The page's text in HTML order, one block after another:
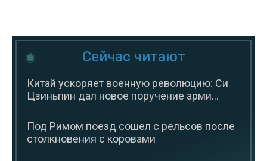
Сейчас читают
Китай ускоряет военную революцию: Си
Цзиньпин дал новое поручение арми...
Под Римом поезд сошел с рельсов после
столкновения с коровами